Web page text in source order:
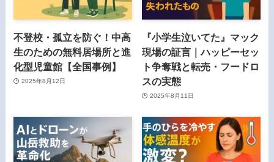
不登校・孤立を防ぐ！中高
生のための無料居場所と進
化型児童館【全国事例】
2025年8月12日
『小学生泣いてた』マック
現場の証言｜ハッピーセッ
ト争奪戦と転売・フードロ
スの実態
2025年8月11日